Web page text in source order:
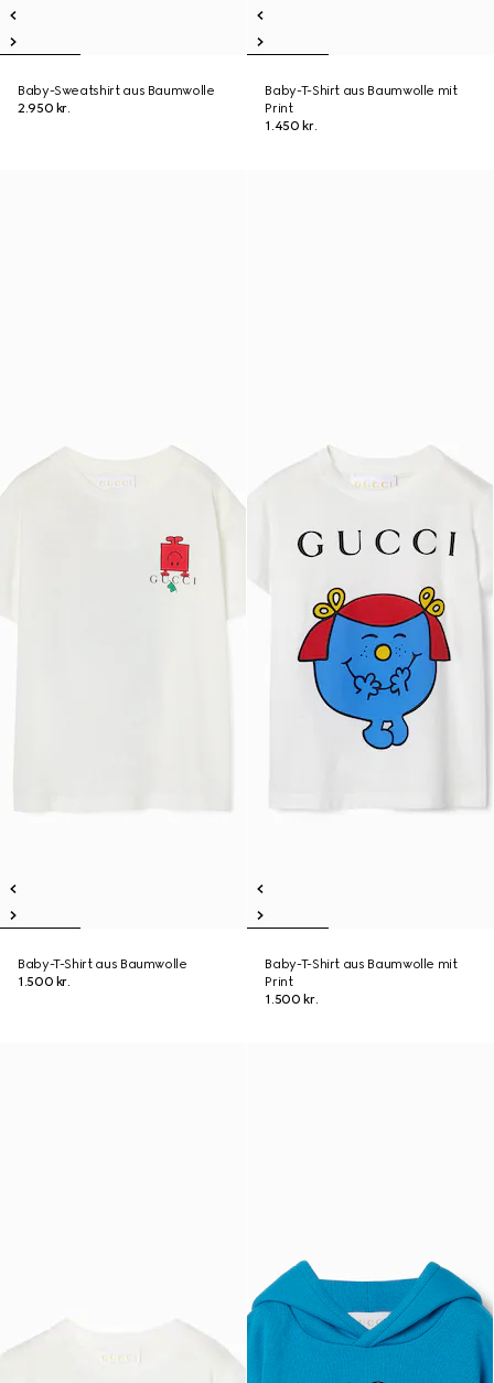
Baby-Sweatshirt aus Baumwolle
2.950 kr.
Baby-T-Shirt aus Baumwolle mit
Print
1.450 kr.
Baby-T-Shirt aus Baumwolle
1.500 kr.
Baby-T-Shirt aus Baumwolle mit
Print
1.500 kr.